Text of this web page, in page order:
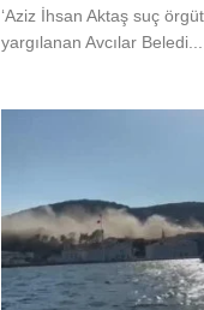
‘Aziz İhsan Aktaş suç
yargılanan Avcılar Beledi...